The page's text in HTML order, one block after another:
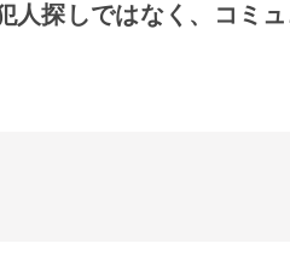
人探しではなく、コミ